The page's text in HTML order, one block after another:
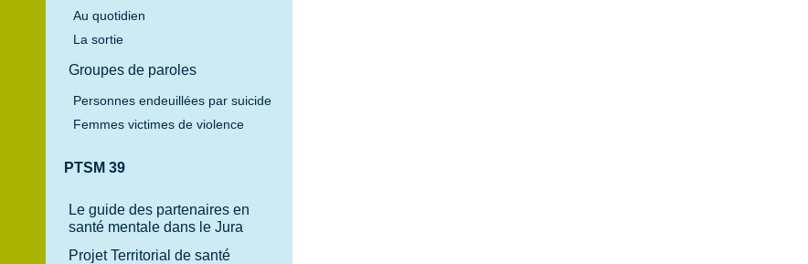
Au quotidien
La sortie
Groupes de paroles
Personnes endeuillées par suicide
Femmes victimes de violence
PTSM 39
Le guide des partenaires en
santé mentale dans le Jura
Projet Territorial de santé